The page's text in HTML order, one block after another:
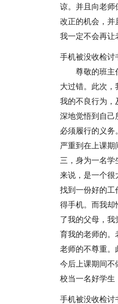
谅。并且向老师
改正的机会，并
我一定不会再让
手机被没收检讨
尊敬的班主
大过错。此次，
我的不良行为，
深地觉悟到自己
必须履行的义务
严重到在上课期
三，身为一名
来说，是一个很
找到一份好的工
得手机。而我却
了我的父母，我
育我的老师的。
老师的不尊重。
今后上课期间不
校当一名好学生
手机被没收检讨